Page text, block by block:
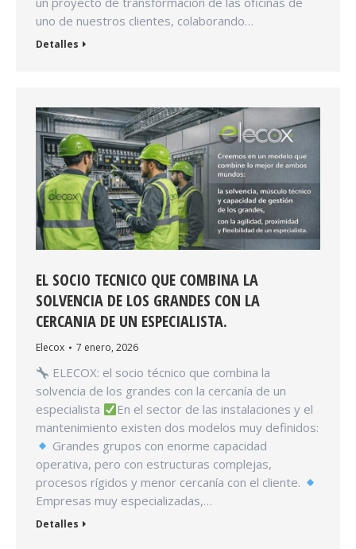
uno de nuestros clientes, colaborando…
Detalles
EL SOCIO TECNICO QUE COMBINA LA
SOLVENCIA DE LOS GRANDES CON LA
CERCANIA DE UN ESPECIALISTA.
Elecox 7 enero, 2026
ELECOX: el socio técnico que combina la
solvencia de los grandes con la cercanía de un
especialista
En el sector de las instalaciones y el
mantenimiento existen dos modelos muy definidos:
Grandes grupos con enorme capacidad
operativa, pero con estructuras complejas,
procesos rígidos y menor cercanía con el cliente.
Empresas muy especializadas,…
Detalles